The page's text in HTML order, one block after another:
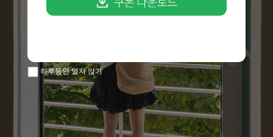
하루동안 열지 않기